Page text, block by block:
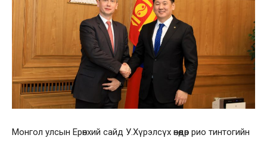
Монгол улсын Ерөнхий сайд У.Хүрэлсүх өнөөдөр рио тинтогийн